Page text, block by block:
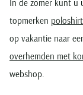
In de zomer kunt
topmerken
op vakantie naar
overhemden met
webshop.